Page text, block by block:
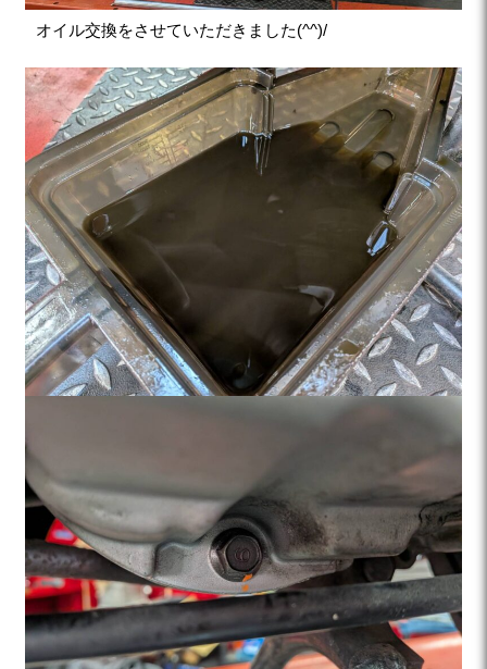
オイル交換をさせていただきました(^^)/